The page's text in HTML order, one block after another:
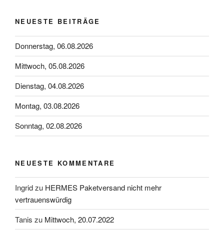
NEUESTE BEITRÄGE
Donnerstag, 06.08.2026
Mittwoch, 05.08.2026
Dienstag, 04.08.2026
Montag, 03.08.2026
Sonntag, 02.08.2026
NEUESTE KOMMENTARE
Ingridzu HERMES Paketversand nicht mehr
vertrauenswürdig
Tanis zu Mittwoch, 20.07.2022